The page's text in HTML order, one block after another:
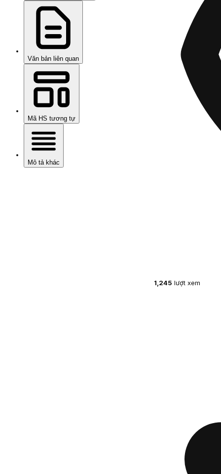
Văn bản liên quan
Mã HS tương tự
Mô tả khác
1,245 lượt xem